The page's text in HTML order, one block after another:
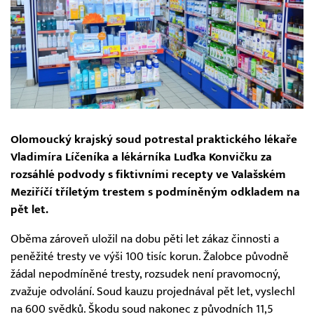
Olomoucký krajský soud potrestal praktického lékaře
Vladimíra Líčeníka a lékárníka Luďka Konvičku za
rozsáhlé podvody s fiktivními recepty ve Valašském
Meziříčí tříletým trestem s podmíněným odkladem na
pět let.
Oběma zároveň uložil na dobu pěti let zákaz činnosti a
peněžité tresty ve výši 100 tisíc korun. Žalobce původně
žádal nepodmíněné tresty, rozsudek není pravomocný,
zvažuje odvolání. Soud kauzu projednával pět let, vyslechl
na 600 svědků. Škodu soud nakonec z původních 11,5